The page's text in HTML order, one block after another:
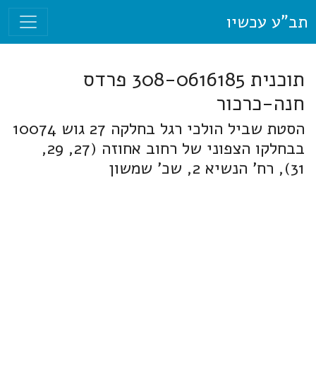
תב"ע עכשיו
תוכנית 308-0616185 פרדס
חנה-כרכור
הסטת שביל הולכי רגל בחלקה 27 גוש 10074
בבחלקו הצפוני של רחוב אחוזה (27, 29,
31), רח' הנשיא 2, שכ' שמשון